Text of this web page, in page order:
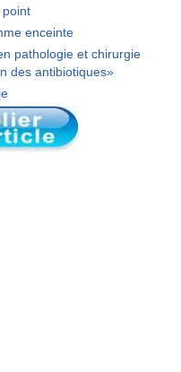
point
enceinte
pathologie et chirurgie
des antibiotiques»